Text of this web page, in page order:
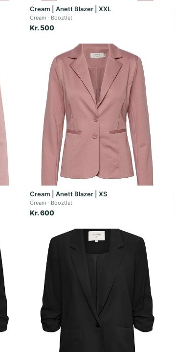
Cream | Anett Blazer | XXL
Cream Booztlet
Kr. 500
Cream | Anett Blazer | XS
Cream Booztlet
Kr. 600